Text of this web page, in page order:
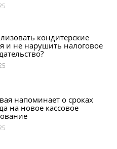
кондитерские
и не нарушить налоговое
напоминает о сроках
на новое кассовое